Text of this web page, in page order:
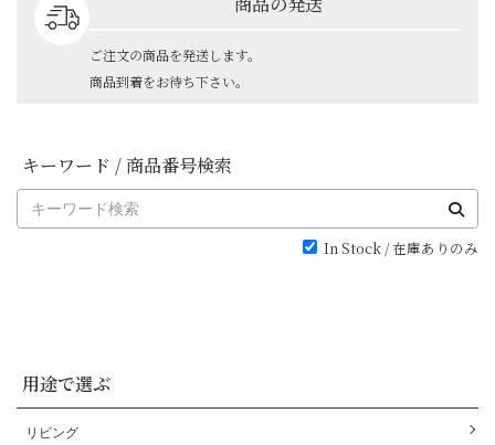
ご注文の商品を発送します。
商品到着をお待ち下さい。
キーワード / 商品番号検索
In Stock / 在庫ありのみ
用途で選ぶ
リビング